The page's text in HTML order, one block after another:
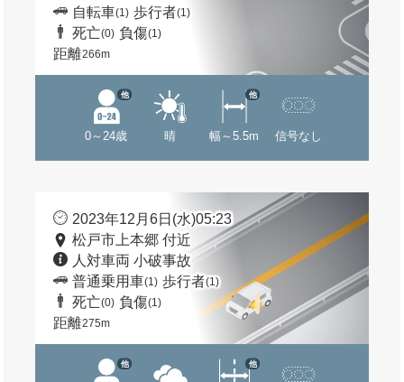
自転車(1) 歩行者(1)
死亡(0) 負傷(1)
距離266m
0～24歳
他
晴 幅～5.5m
他
信号なし
2023年12月6日(水)05:23
松戸市上本郷 付近
人対車両 小破事故
普通乗用車(1) 歩行者(1)
死亡(0) 負傷(1)
距離275m
他 他